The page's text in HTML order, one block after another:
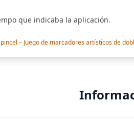
que indicaba la aplicación.
– Juego de marcadores artísticos de